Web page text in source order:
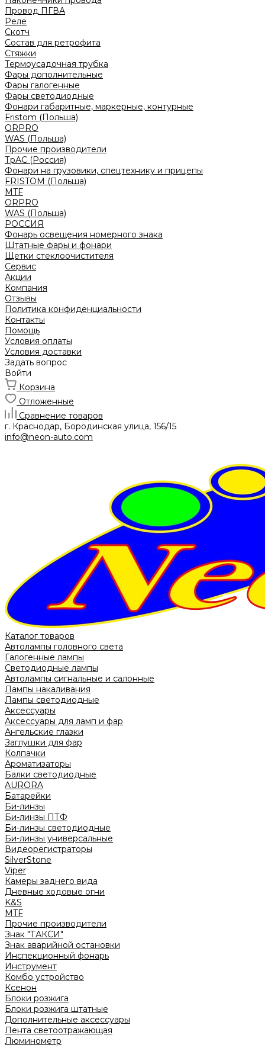
Провод ПГВА
Реле
Скотч
Состав для ретрофита
Стяжки
Термоусадочная трубка
Фары дополнительные
Фары галогенные
Фары светодиодные
Фонари габаритные, маркерные, контурные
Fristom (Польша)
ORPRO
WAS (Польша)
Прочие производители
ТрАС (Россия)
Фонари на грузовики, спецтехнику и прицепы
FRISTOM (Польша)
MTF
ORPRO
WAS (Польша)
РОССИЯ
Фонарь освещения номерного знака
Штатные фары и фонари
Щетки стеклоочистителя
Сервис
Акции
Компания
Отзывы
Политика конфиденциальности
Контакты
Помощь
Условия оплаты
Условия доставки
Задать вопрос
Войти
Корзина
Отложенные
Сравнение товаров
г. Краснодар, Бородинская улица, 156/15
info@neon-auto.com
Каталог товаров
Автолампы головного света
Галогенные лампы
Светодиодные лампы
Автолампы сигнальные и салонные
Лампы накаливания
Лампы светодиодные
Аксессуары
Аксессуары для ламп и фар
Ангельские глазки
Заглушки для фар
Колпачки
Ароматизаторы
Балки светодиодные
AURORA
Батарейки
Би-линзы
Би-линзы ПТФ
Би-линзы светодиодные
Би-линзы универсальные
Видеорегистраторы
SilverStone
Viper
Камеры заднего вида
Дневные ходовые огни
K&S
MTF
Прочие производители
Знак "ТАКСИ"
Знак аварийной остановки
Инспекционный фонарь
Инструмент
Комбо устройство
Ксенон
Блоки розжига
Блоки розжига штатные
Дополнительные аксессуары
Лента светоотражающая
Люминометр